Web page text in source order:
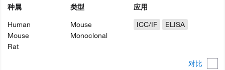
对比
种属
Human
Mouse
Rat
类型
Mouse
Monoclonal
应用
ICC/IF
ELISA